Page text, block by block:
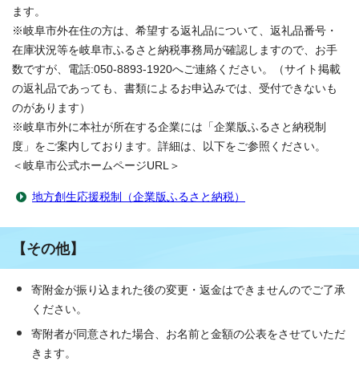
ます。
※岐阜市外在住の方は、希望する返礼品について、返礼品番号・
在庫状況等を岐阜市ふるさと納税事務局が確認しますので、お手
数ですが、電話:050-8893-1920へご連絡ください。（サイト掲載
の返礼品であっても、書類によるお申込みでは、受付できないも
のがあります）
※岐阜市外に本社が所在する企業には「企業版ふるさと納税制
度」をご案内しております。詳細は、以下をご参照ください。
＜岐阜市公式ホームページURL＞
地方創生応援税制（企業版ふるさと納税）
【その他】
寄附金が振り込まれた後の変更・返金はできませんのでご了承
ください。
寄附者が同意された場合、お名前と金額の公表をさせていただ
きます。